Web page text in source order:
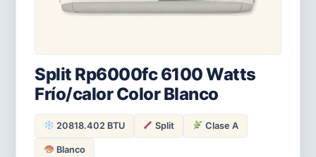
Split Rp6000fc 6100 Watts
Frío/calor Color Blanco
20818.402 BTU Split Clase A
Blanco